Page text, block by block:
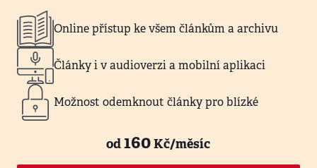
Online přístup ke všem článkům a archivu
Články i v audioverzi a mobilní aplikaci
Možnost odemknout články pro blízké
od160Kč/měsíc